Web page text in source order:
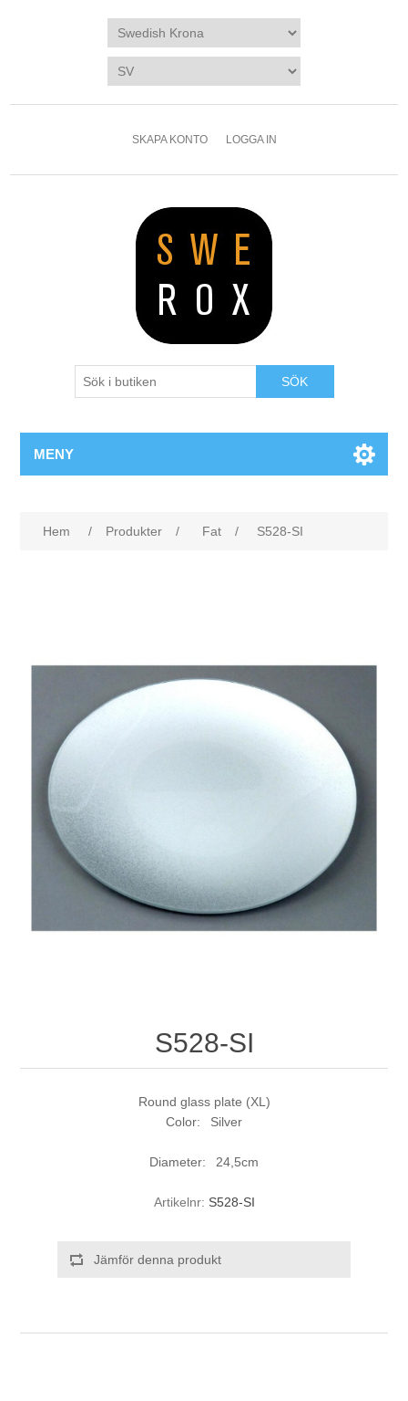
SKAPA KONTO LOGGA IN
SÖK
MENY
Hem / Produkter / Fat / S528-SI
S528-SI
Round glass plate (XL)
Color: Silver
Diameter: 24,5cm
Artikelnr: S528-SI
Jämför denna produkt